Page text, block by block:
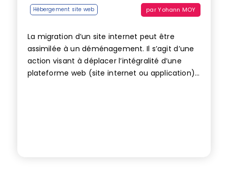
Hébergement site web parYohann MOY
La migration d’un site internet peut être
assimilée à un déménagement. Il s’agit d’une
action visant à déplacer l’intégralité d’une
plateforme web (site internet ou application)...